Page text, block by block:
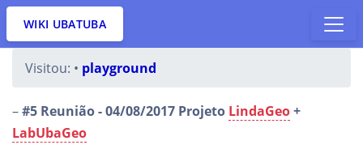
WIKI UBATUBA
Visitou: • playground
–#5 Reunião - 04/08/2017 Projeto LindaGeo+
LabUbaGeo